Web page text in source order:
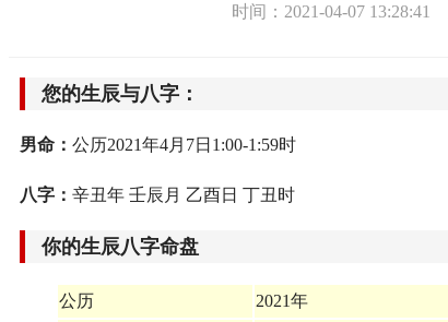
时间：2021-04-07
您的生辰与八字：
男命： 公历2021年4月7日1:00-1:59时
八字： 辛丑年 壬辰月 乙酉日 丁丑时
你的生辰八字命盘
公历 2021年